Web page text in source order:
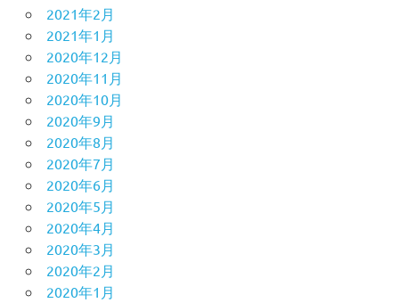
2021年2月
2021年1月
2020年12月
2020年11月
2020年10月
2020年9月
2020年8月
2020年7月
2020年6月
2020年5月
2020年4月
2020年3月
2020年2月
2020年1月